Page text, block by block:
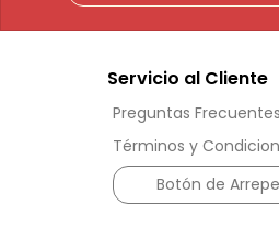
Servicio al Cliente
Preguntas Frecuentes
Términos y
Botón de